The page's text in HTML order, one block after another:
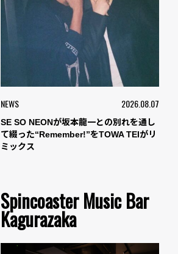
NEWS 2026.08.07
SE SO NEONが坂本龍一との別れを通し
て綴った“Remember!”をTOWA TEIがリ
ミックス
Spincoaster Music Bar
Kagurazaka